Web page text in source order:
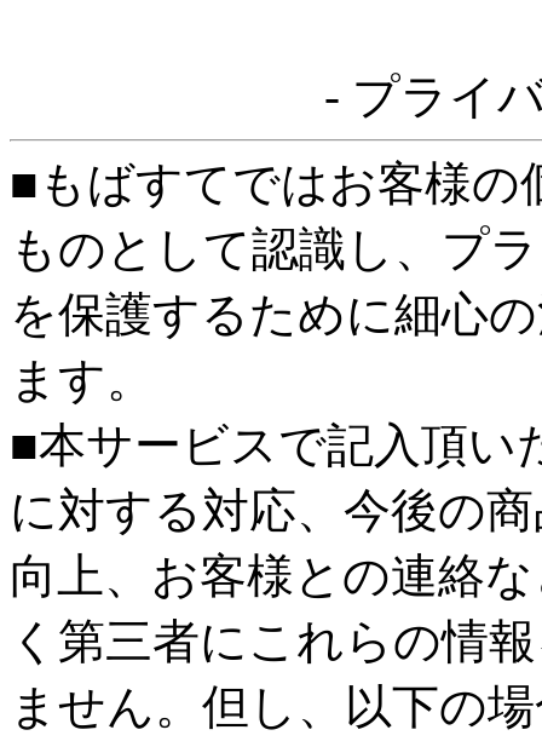
- プライ
■もばすてではお客様の
ものとして認識し、プ
を保護するために細心
ます。
■本サービスで記入頂い
に対する対応、今後の
向上、お客様との連絡
く第三者にこれらの情
ません。但し、以下の